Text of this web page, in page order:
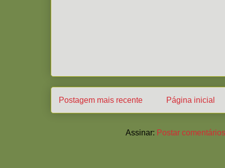
Postagem mais recente Página inicial
Assinar: Postar